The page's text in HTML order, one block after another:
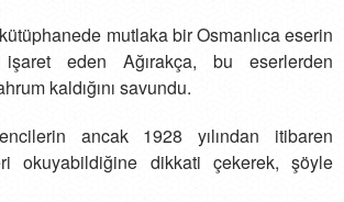
mutlaka bir Osmanlıca eserin
işaret eden Ağırakça, bu eserlerden
kaldığını savundu.
ancak 1928 yılından itibaren
okuyabildiğine dikkati çekerek, şöyle